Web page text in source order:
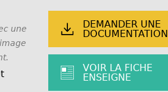
une
DEMANDER UNE
DOCUMENTATION
VOIR LA FICHE
ENSEIGNE